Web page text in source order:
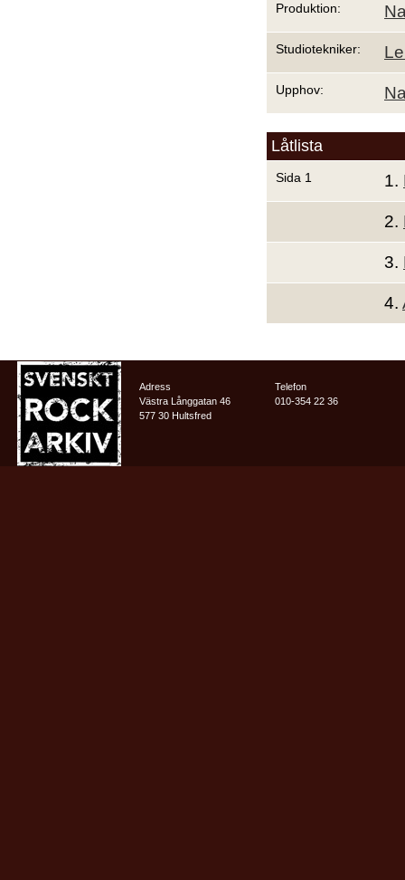
Produktion:
Studiotekniker:
Upphov:
Låtlista
Sida 1 1.
2.
3.
4.
Adress
Västra Långgatan 46
577 30 Hultsfred
Telefon
010-354 22 36